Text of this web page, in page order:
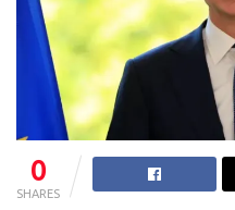
0
SHARES